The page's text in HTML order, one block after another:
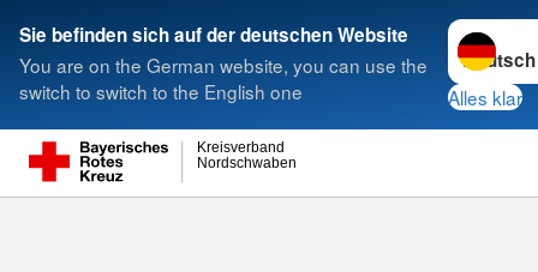
Sie befinden sich auf der deutschen Website
You are on the German website, you can use the
switch to switch to the English one
Sprache
Alles klar
Nordschwaben
Kreisverband
Suche